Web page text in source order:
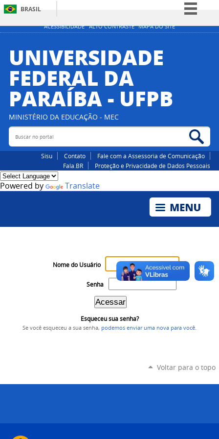
ACESSIBILIDADE ALTO CONTRASTE MAPA DO SITE
BRASIL
Simplifique!
Participe
Acesso à informação
Canais
UNIVERSIDADE
FEDERAL DA
PARAÍBA - UFPB
MINISTÉRIO DA EDUCAÇÃO - MEC
Buscar no portal
Sisu Contato
Fale com a Assessoria de Comunicação
Fala.BR
Proteção e Privacidade de Dados Pessoais
Powered by Translate
Nome do Usuário
Senha
Esqueceu sua senha?
Se você esqueceu a sua senha, podemos enviar uma nova para você
Voltar para o topo